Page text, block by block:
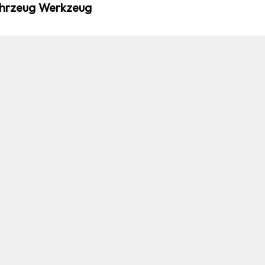
Werkzeug